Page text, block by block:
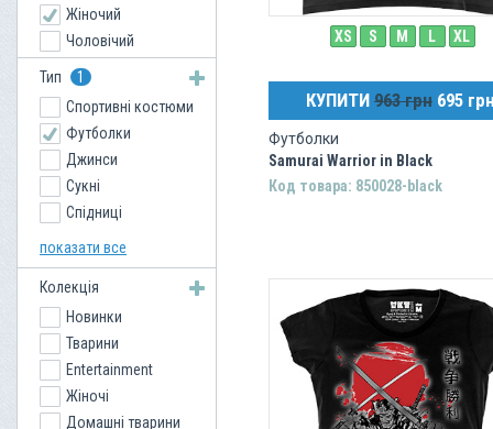
XS S M L XL
КУПИТИ 963 грн 695
Футболки
Samurai Warrior in Black
Код товара: 850028-black
Xzavier
Жіночий
Чоловічий
Тип
1
Спортивні костюми
Футболки
Джинси
Сукні
Спідниці
Сорочки
Куртки
Взуття
Толстовки
Шорти
Светри
Майки
показати все
Колекція
Новинки
Тварини
Entertainment
Жіночі
Домашні тварини